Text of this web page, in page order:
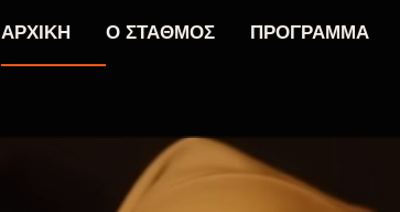
ΑΡΧΙΚΗ Ο ΣΤΑΘΜΟΣ ΠΡΟΓΡΑΜΜΑ